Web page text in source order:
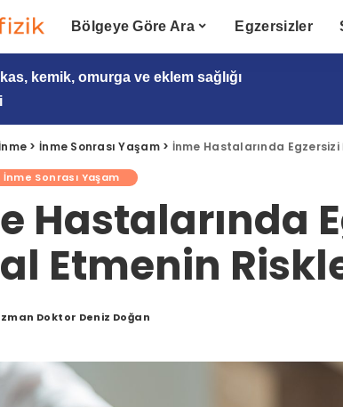
Bölgeye Göre Ara Egzersizler
kemik, omurga ve eklem sağlığı
> İnme Sonrası Yaşam> İnme Hastalarında
İnme Sonrası Yaşam
Hastalarında
Etmenin
Doktor Deniz Doğan